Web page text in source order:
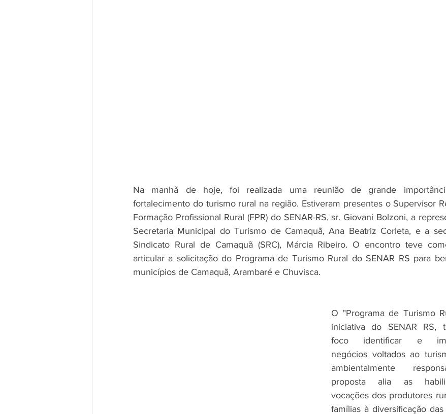
Na manhã de hoje, foi realizada uma reunião de grande
fortalecimento do turismo rural na região. Estiveram presentes o Supervisor
Formação Profissional Rural (FPR) do SENAR-RS, sr. Giovani Bolzoni, a
Secretaria Municipal do Turismo de Camaquã, Ana Beatriz Corleta, e a
Sindicato Rural de Camaquã (SRC), Márcia Ribeiro. O encontro teve
articular a solicitação do Programa de Turismo Rural do SENAR RS para
municípios de Camaquã, Arambaré e Chuvisca.
O "Programa de Turismo
iniciativa do SENAR RS,
foco identificar e
negócios voltados ao
ambientalmente
proposta alia as
vocações dos produtores
famílias à diversificação